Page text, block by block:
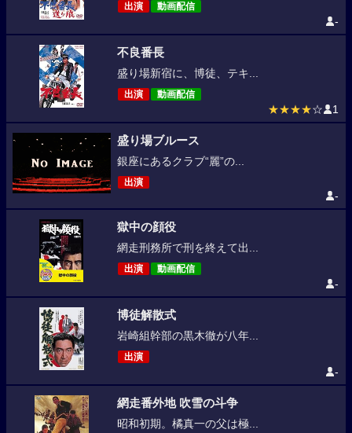
出演 動画配信
-
不良番長
盛り場新宿に、博徒、テキ...
出演 動画配信
★★★★☆ 1
盛り場ブルース
銀座にあるクラブ“麗”の...
出演
-
獄中の顔役
網走刑務所で刑を終えて出...
出演 動画配信
-
博徒解散式
岩崎組幹部の黒木徹が八年...
出演
-
網走番外地 吹雪の斗争
昭和初期。橘真一の父は極...